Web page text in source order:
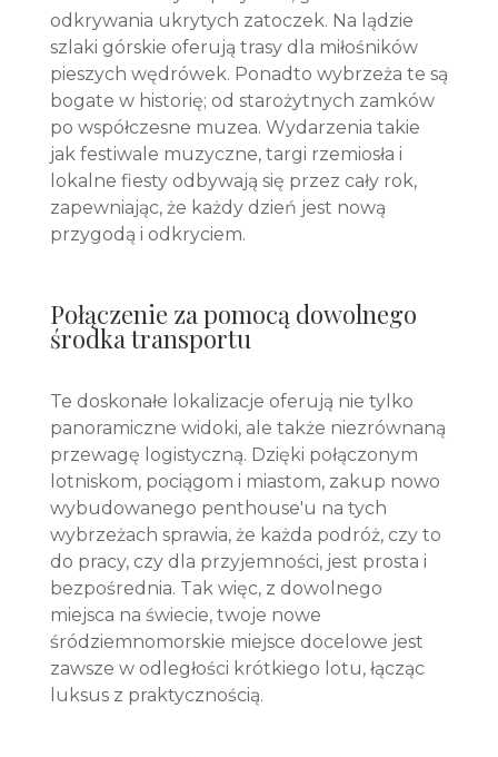
odkrywania ukrytych zatoczek. Na lądzie
szlaki górskie oferują trasy dla miłośników
pieszych wędrówek. Ponadto wybrzeża te są
bogate w historię; od starożytnych zamków
po współczesne muzea. Wydarzenia takie
jak festiwale muzyczne, targi rzemiosła i
lokalne fiesty odbywają się przez cały rok,
zapewniając, że każdy dzień jest nową
przygodą i odkryciem.
Połączenie za pomocą dowolnego
środka transportu
Te doskonałe lokalizacje oferują nie tylko
panoramiczne widoki, ale także niezrównaną
przewagę logistyczną. Dzięki połączonym
lotniskom, pociągom i miastom, zakup nowo
wybudowanego penthouse'u na tych
wybrzeżach sprawia, że każda podróż, czy to
do pracy, czy dla przyjemności, jest prosta i
bezpośrednia. Tak więc, z dowolnego
miejsca na świecie, twoje nowe
śródziemnomorskie miejsce docelowe jest
zawsze w odległości krótkiego lotu, łącząc
luksus z praktycznością.